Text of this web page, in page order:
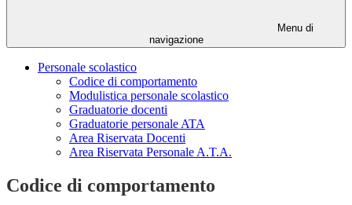
Menu di
navigazione
Personale scolastico
Codice di comportamento
Modulistica personale scolastico
Graduatorie docenti
Graduatorie personale ATA
Area Riservata Docenti
Area Riservata Personale A.T.A.
Codice di comportamento